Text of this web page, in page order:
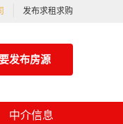
发布求租求购
发布房源
中介信息